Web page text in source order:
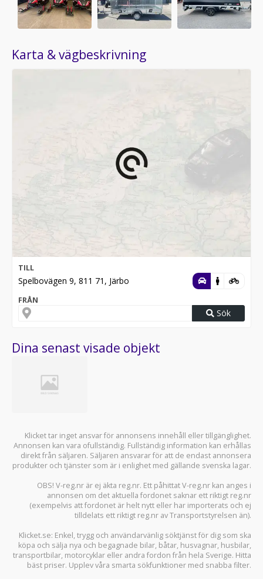
Karta & vägbeskrivning
TILL
Spelbovägen 9, 811 71, Järbo
FRÅN
Sök
Dina senast visade objekt
Klicket tar inget ansvar för annonsens innehåll eller tillgänglighet.
Annonsen kan vara ofullständig. Fullständig information kan erhållas
direkt från säljaren. Säljaren ansvarar för att de endast annonsera
produkter och tjänster som är i enlighet med gällande svenska lagar.
OBS! V-reg.nr är ej äkta reg.nr. Ett påhittat V-reg.nr kan anges i
annonsen om det aktuella fordonet saknar ett riktigt reg.nr
(exempelvis att fordonet är helt nytt eller har importerats och ej
tilldelats ett riktigt reg.nr av Transportstyrelsen än).
Klicket.se: Enkel, trygg och användarvänlig söktjänst för dig som ska
köpa och sälja nya och begagnade bilar, båtar, husvagnar, husbilar,
transportbilar, motorcyklar eller andra fordon från hela Sverige. Hitta
bäst priser. Upplev våra smarta sökfunktioner med snabba filter.